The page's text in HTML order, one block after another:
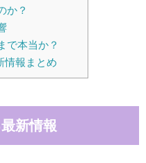
か？
で本当か？
情報まとめ
新情報